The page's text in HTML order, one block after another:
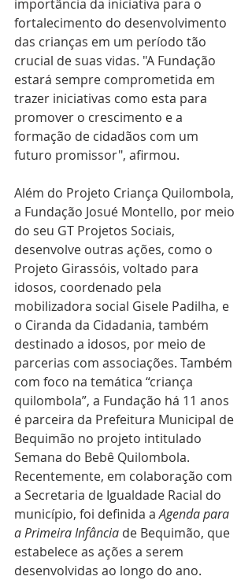
importância da iniciativa para o
fortalecimento do desenvolvimento
das crianças em um período tão
crucial de suas vidas. "A Fundação
estará sempre comprometida em
trazer iniciativas como esta para
promover o crescimento e a
formação de cidadãos com um
futuro promissor", afirmou.
Além do Projeto Criança Quilombola,
a Fundação Josué Montello, por meio
do seu GT Projetos Sociais,
desenvolve outras ações, como o
Projeto Girassóis, voltado para
idosos, coordenado pela
mobilizadora social Gisele Padilha, e
o Ciranda da Cidadania, também
destinado a idosos, por meio de
parcerias com associações. Também
com foco na temática “criança
quilombola”, a Fundação há 11 anos
é parceira da Prefeitura Municipal de
Bequimão no projeto intitulado
Semana do Bebê Quilombola.
Recentemente, em colaboração com
a Secretaria de Igualdade Racial do
município, foi definida a Agenda para
a Primeira Infância de Bequimão, que
estabelece as ações a serem
desenvolvidas ao longo do ano.